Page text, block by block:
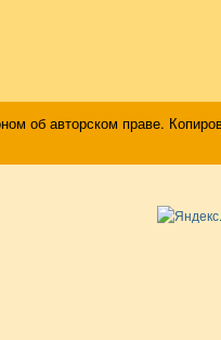
об авторском праве.